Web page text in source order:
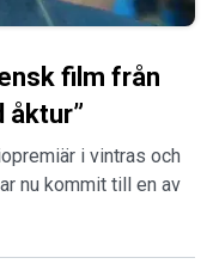
film från
åktur”
i vintras och
nu kommit till en av